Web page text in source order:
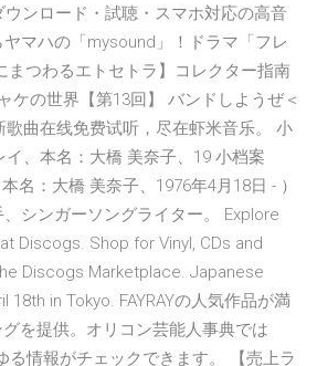
ウンロード・試聴・スマホ対応の高音
マハの「mysound」！ドラマ「フレ
まつわるエトセトラ】コレクター指南
ケの世界【第13回】 バンドしようぜ＜
歌曲在线免费试听，尽在虾米音乐。 小
イ、本名：大橋 美奈子、19 小档案
名：大橋 美奈子、1976年4月18日 - ）
シンガーソングライター。 Explore
Discogs. Shop for Vinyl, CDs and
Discogs Marketplace. Japanese
18th in Tokyo. FAYRAYの人気作品が満
を提供。オリコン芸能人事典では
る情報がチェックできます。 【売上ラ